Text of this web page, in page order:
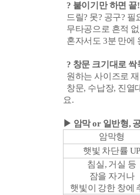
? 붙이기만 하면 끝!
드릴? 못? 공구? 필
무타공으로 흔적
혼자서도 3분 만에
? 창문 크기대로 싹
원하는 사이즈로
창문, 수납장, 진열
요.
▶ 암막 or 일반형,
암막형
햇빛 차단률 UP
침실, 거실 등
잠을 자거나
햇빛이 강한 창에